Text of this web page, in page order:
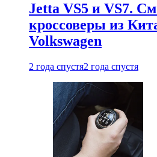
Jetta VS5 и VS7.
кроссоверы из
Volkswagen
2 года спустя2 года спустя